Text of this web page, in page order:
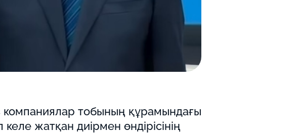
тобының құрамындағы
жатқан диірмен өндірісінің